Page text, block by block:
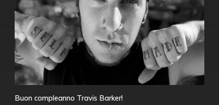
Buon compleanno Travis Barker!